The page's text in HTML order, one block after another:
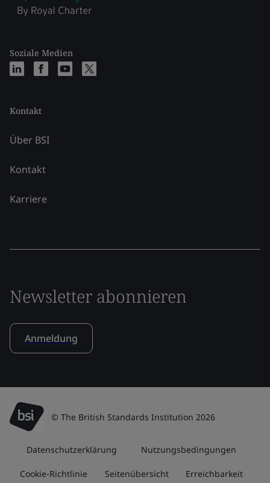
Soziale Medien
Kontakt
Über BSI
Kontakt
Karriere
Newsletter abonnieren
Anmeldung
© The British Standards Institution 2026
Datenschutzerklärung Nutzungsbedingungen
Cookie-Richtlinie Seitenübersicht Erreichbarkeit